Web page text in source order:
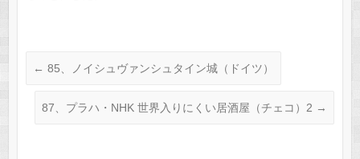
← 85、ノイシュヴァンシュタイン城（ドイツ）
87、プラハ・NHK 世界入りにくい居酒屋（チェコ）2 →